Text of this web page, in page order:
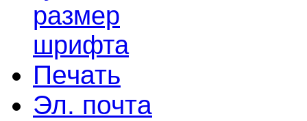
Печать
Эл. почта